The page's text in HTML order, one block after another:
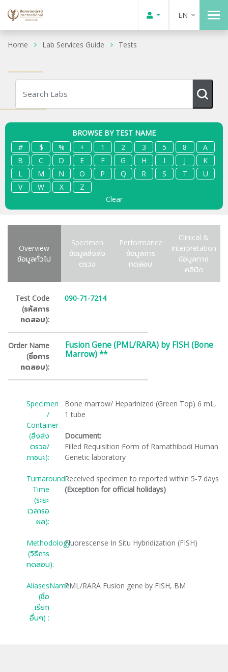
EN
Home Lab Services Guide Tests
BROWSE BY TEST NAME
#
$ % + 1 2 3 5 8
A
B
C D E F G H I J
K
L
M N O P Q R S T
U
V
W X
Z
Clear
Overview
ข้อมูลทั่วไป
Specimen
ข้อมูลสิ่งส่ง
ตรวจ
Performance
ข้อมูลการ
ทดสอบ
Clinical &
Interpretation
ข้อมูลทาง
คลินิก
Test Code
(รหัสการ
ทดสอบ):
090-71-7214
Order Name
(ชื่อการ
ทดสอบ):
Fusion Gene (PML/RARA) by FISH (Bone
Marrow) **
Specimen
/
Container
(สิ่งส่ง
ตรวจ/
ภาชนะ):
Bone marrow/ Heparinized (Green Top) 6 mL,
1 tube
Document:
Filled Requisition Form of Ramathibodi Human
Genetic laboratory
Turnaround
Time
(ระยะ
เวลารอ
ผล):
Received specimen to reported within 5-7 days
(Exception for official holidays)
Methodology
(วิธีการ
ทดสอบ):
Fluorescense In Situ Hybridization (FISH)
AliasesName
(ชื่อ
เรียก
อื่นๆ) :
PML/RARA Fusion gene by FISH, BM